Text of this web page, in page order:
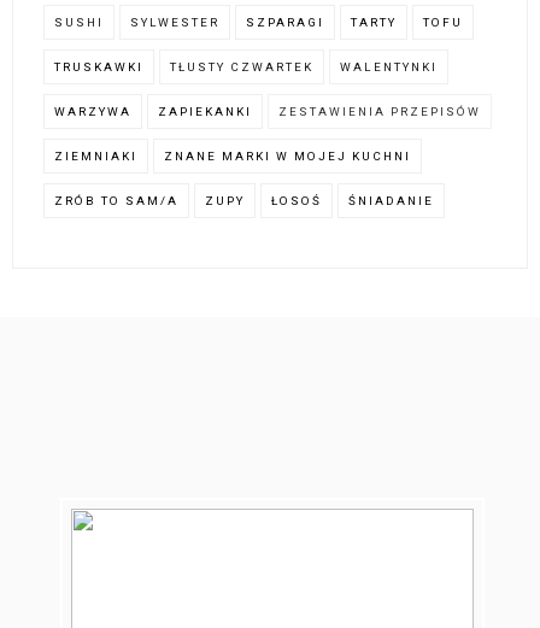
SUSHI SYLWESTER SZPARAGI TARTY TOFU
TRUSKAWKI TŁUSTY CZWARTEK WALENTYNKI
WARZYWA ZAPIEKANKI ZESTAWIENIA PRZEPISÓW
ZIEMNIAKI ZNANE MARKI W MOJEJ KUCHNI
ZRÓB TO SAM/A ZUPY ŁOSOŚ ŚNIADANIE